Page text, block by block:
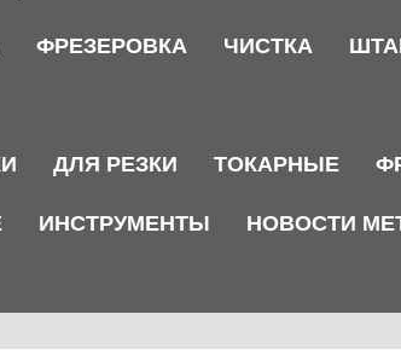
ФРЕЗЕРОВКА ЧИСТКА
ДЛЯ РЕЗКИ ТОКАРНЫЕ
ИНСТРУМЕНТЫ НОВОСТИ